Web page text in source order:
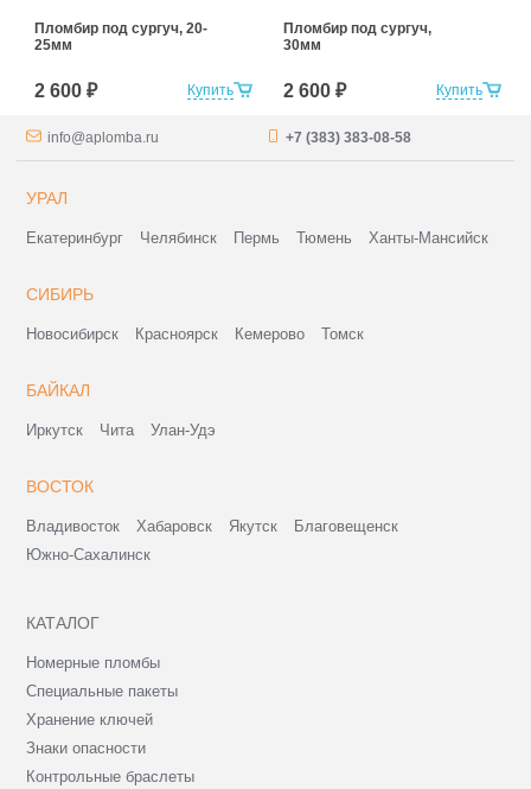
Купить
Пломбир под сургуч, 20-
25мм
2 600 ₽ Купить
Пломбир под сургуч,
30мм
2 600 ₽
info@aplomba.ru +7 (383) 383-08-58
УРАЛ
Екатеринбург Челябинск Пермь Тюмень Ханты-Мансийск
СИБИРЬ
Новосибирск Красноярск Кемерово Томск
БАЙКАЛ
Иркутск Чита Улан-Удэ
ВОСТОК
Владивосток Хабаровск Якутск
Благовещенск
Южно-Сахалинск
КАТАЛОГ
Номерные пломбы
Специальные пакеты
Хранение ключей
Знаки опасности
Контрольные браслеты